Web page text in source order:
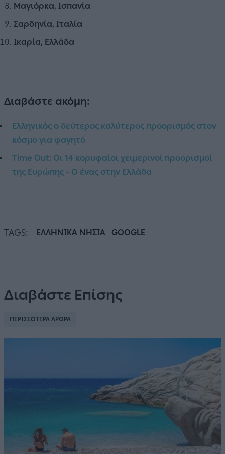
Μαγιόρκα, Ισπανία
Σαρδηνία, Ιταλία
Ικαρία, Ελλάδα
Διαβάστε ακόμη:
Ελληνικός ο δεύτερος καλύτερος προορισμός στον
κόσμο για φαγητό
Time Out: Οι 14 κορυφαίοι χειμερινοί προορισμοί
της Ευρώπης - Ο ένας στην Ελλάδα
TAGS: ΕΛΛΗΝΙΚΑ ΝΗΣΙΑ GOOGLE
Διαβάστε Επίσης
ΠΕΡΙΣΣΟΤΕΡΑ ΑΡΘΡΑ